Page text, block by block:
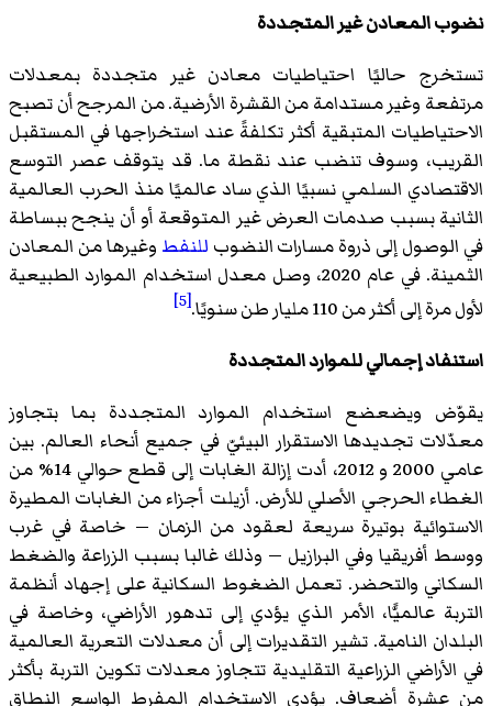
نضوب المعادن غير المتجددة
تستخرج حاليًا احتياطيات معادن غير متجددة بمعدلات
مرتفعة وغير مستدامة من القشرة الأرضية. من المرجح أن تصبح
الاحتياطيات المتبقية أكثر تكلفةً عند استخراجها في المستقبل
القريب، وسوف تنضب عند نقطة ما. قد يتوقف عصر التوسع
الاقتصادي السلمي نسبيًا الذي ساد عالميًا منذ الحرب العالمية
الثانية بسبب صدمات العرض غير المتوقعة أو أن ينجح ببساطة
في الوصول إلى ذروة مسارات النضوب للنفط وغيرها من المعادن
الثمينة. في عام 2020، وصل معدل استخدام الموارد الطبيعية
لأول مرة إلى أكثر من 110 مليار طن سنويًا.
[5]
استنفاد إجمالي للموارد المتجددة
يقوّض ويضعضع استخدام الموارد المتجددة بما بتجاوز
معدّلات تجديدها الاستقرار البيئيّ في جميع أنحاء العالم. بين
عامي 2000 و 2012، أدت إزالة الغابات إلى قطع حوالي 14% من
الغطاء الحرجي الأصلي للأرض. أزيلت أجزاء من الغابات المطيرة
الاستوائية بوتيرة سريعة لعقود من الزمان — خاصة في غرب
ووسط أفريقيا وفي البرازيل — وذلك غالبا بسبب الزراعة والضغط
السكاني والتحضر. تعمل الضغوط السكانية على إجهاد أنظمة
التربة عالميًّا، الأمر الذي يؤدي إلى تدهور الأراضي، وخاصة في
البلدان النامية. تشير التقديرات إلى أن معدلات التعرية العالمية
في الأراضي الزراعية التقليدية تتجاوز معدلات تكوين التربة بأكثر
من عشرة أضعاف. يؤدي الاستخدام المفرط الواسع النطاق